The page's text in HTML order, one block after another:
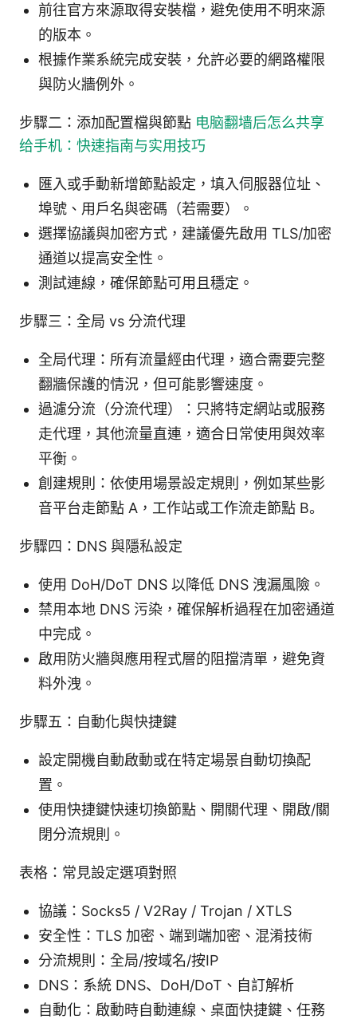
前往官方來源取得安裝檔，避免使用不明來源
的版本。
根據作業系統完成安裝，允許必要的網路權限
與防火牆例外。
步驟二：添加配置檔與節點 电脑翻墙后怎么共享
给手机：快速指南与实用技巧
匯入或手動新增節點設定，填入伺服器位址、
埠號、用戶名與密碼（若需要）。
選擇協議與加密方式，建議優先啟用 TLS/加密
通道以提高安全性。
測試連線，確保節點可用且穩定。
步驟三：全局 vs 分流代理
全局代理：所有流量經由代理，適合需要完整
翻牆保護的情況，但可能影響速度。
過濾分流（分流代理）：只將特定網站或服務
走代理，其他流量直連，適合日常使用與效率
平衡。
創建規則：依使用場景設定規則，例如某些影
音平台走節點 A，工作站或工作流走節點 B。
步驟四：DNS 與隱私設定
使用 DoH/DoT DNS 以降低 DNS 洩漏風險。
禁用本地 DNS 污染，確保解析過程在加密通道
中完成。
啟用防火牆與應用程式層的阻擋清單，避免資
料外洩。
步驟五：自動化與快捷鍵
設定開機自動啟動或在特定場景自動切換配
置。
使用快捷鍵快速切換節點、開關代理、開啟/關
閉分流規則。
表格：常見設定選項對照
協議：Socks5 / V2Ray / Trojan / XTLS
安全性：TLS 加密、端到端加密、混淆技術
分流規則：全局/按域名/按IP
DNS：系統 DNS、DoH/DoT、自訂解析
自動化：啟動時自動連線、桌面快捷鍵、任務